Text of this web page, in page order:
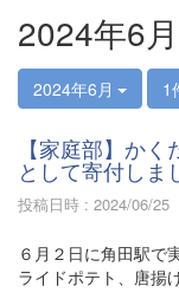
2024年6
2024年6月 1
【家庭部】か
として寄付しま
投稿日時 : 2024/06/25
６月２日に角田駅で
ライドポテト、唐揚